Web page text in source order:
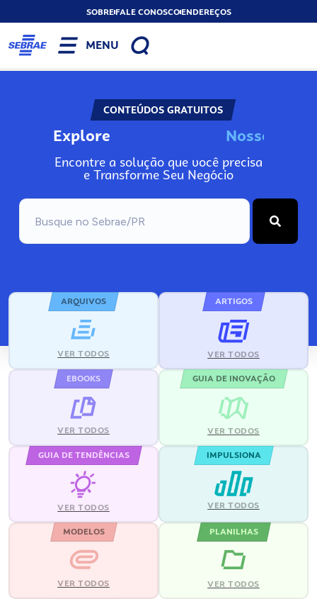
SOBREFALE CONOSCOENDEREÇOS
MENU
CONTEÚDOS GRATUITOS
Explore Nosso
Encontre a solução que você precisa
e Transforme Seu Negócio
ARQUIVOS
VER TODOS
ARTIGOS
VER TODOS
EBOOKS
VER TODOS
GUIA DE INOVAÇÃO
VER TODOS
GUIA DE TENDÊNCIAS
VER TODOS
IMPULSIONA
VER TODOS
MODELOS
VER TODOS
PLANILHAS
VER TODOS